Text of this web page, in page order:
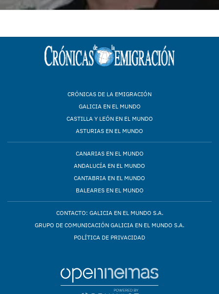
CRÓNICAS DE LA EMIGRACIÓN
GALICIA EN EL MUNDO
CASTILLA Y LEÓN EN EL MUNDO
ASTURIAS EN EL MUNDO
CANARIAS EN EL MUNDO
ANDALUCÍA EN EL MUNDO
CANTABRIA EN EL MUNDO
BALEARES EN EL MUNDO
CONTACTO: GALICIA EN EL MUNDO S.A.
GRUPO DE COMUNICACIÓN GALICIA EN EL MUNDO S.A.
POLÍTICA DE PRIVACIDAD